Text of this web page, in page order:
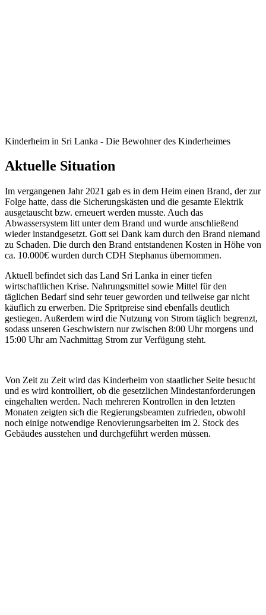
Kinderheim in Sri Lanka - Die Bewohner des Kinderheimes
Aktuelle Situation
Im vergangenen Jahr 2021 gab es in dem Heim einen Brand, der zur
Folge hatte, dass die Sicherungskästen und die gesamte Elektrik
ausgetauscht bzw. erneuert werden musste. Auch das
Abwassersystem litt unter dem Brand und wurde anschließend
wieder instandgesetzt. Gott sei Dank kam durch den Brand niemand
zu Schaden. Die durch den Brand entstandenen Kosten in Höhe von
ca. 10.000€ wurden durch CDH Stephanus übernommen.
Aktuell befindet sich das Land Sri Lanka in einer tiefen
wirtschaftlichen Krise. Nahrungsmittel sowie Mittel für den
täglichen Bedarf sind sehr teuer geworden und teilweise gar nicht
käuflich zu erwerben. Die Spritpreise sind ebenfalls deutlich
gestiegen. Außerdem wird die Nutzung von Strom täglich begrenzt,
sodass unseren Geschwistern nur zwischen 8:00 Uhr morgens und
15:00 Uhr am Nachmittag Strom zur Verfügung steht.
Von Zeit zu Zeit wird das Kinderheim von staatlicher Seite besucht
und es wird kontrolliert, ob die gesetzlichen Mindestanforderungen
eingehalten werden. Nach mehreren Kontrollen in den letzten
Monaten zeigten sich die Regierungsbeamten zufrieden, obwohl
noch einige notwendige Renovierungsarbeiten im 2. Stock des
Gebäudes ausstehen und durchgeführt werden müssen.